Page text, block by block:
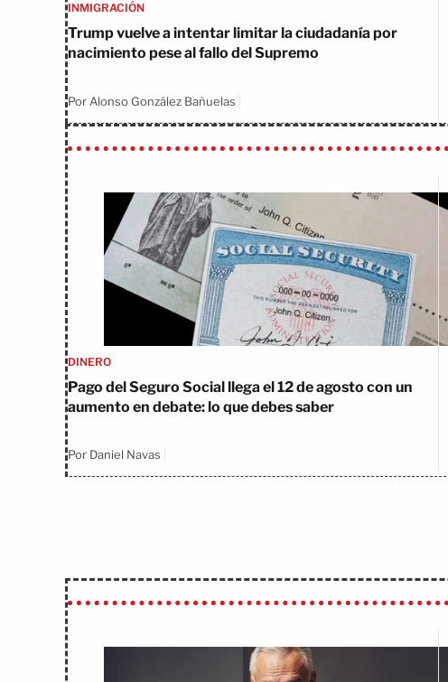
INMIGRACIÓN
Trump vuelve a intentar limitar la ciudadanía por
nacimiento pese al fallo del Supremo
Por Alonso González Bañuelas
DINERO
Pago del Seguro Social llega el 12 de agosto con un
aumento en debate: lo que debes saber
Por Daniel Navas